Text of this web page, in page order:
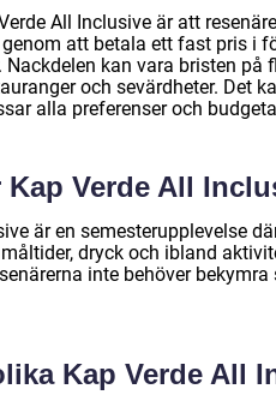
All Inclusive är att
att betala ett fast pris i
Nackdelen kan vara bristen
och sevärdheter. Det
alla preferenser och
Kap Verde All
är en semesterupplevelse
dryck och ibland
inte behöver
Kap Verde All